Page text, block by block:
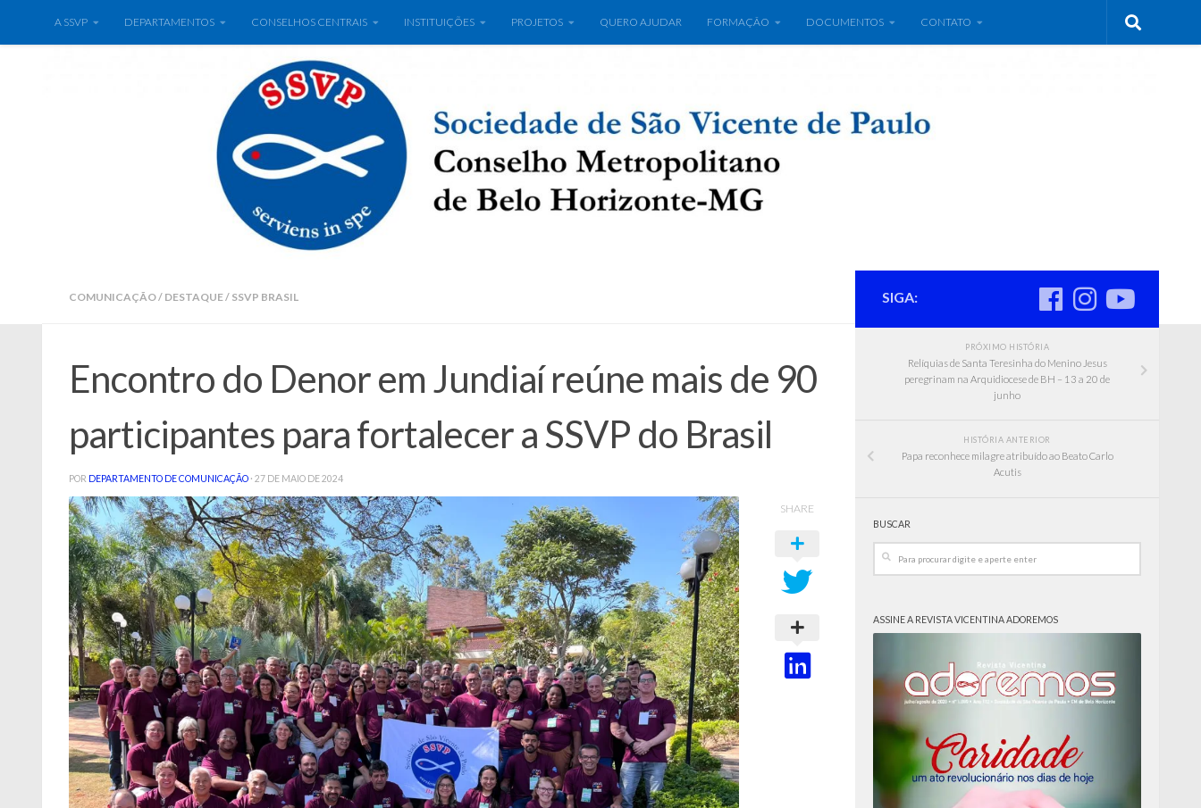
A SSVP DEPARTAMENTOS CONSELHOS CENTRAIS INSTITUIÇÕES PROJETOS QUERO AJUDAR FORMAÇÃO DOCUMENTOS CONTATO
COMUNICAÇÃO/ DESTAQUE/ SSVP BRASIL
Encontro do Denor em Jundiaí reúne mais de 90
participantes para fortalecer a SSVP do Brasil
POR DEPARTAMENTO DE COMUNICAÇÃO · 27 DE MAIO DE 2024
SHARE
SIGA:
PRÓXIMO HISTÓRIA
Relíquias de Santa Teresinha do Menino Jesus
peregrinam na Arquidiocese de BH – 13 a 20 de
junho
HISTÓRIA ANTERIOR
Papa reconhece milagre atribuído ao Beato Carlo
Acutis
BUSCAR
ASSINE A REVISTA VICENTINA ADOREMOS